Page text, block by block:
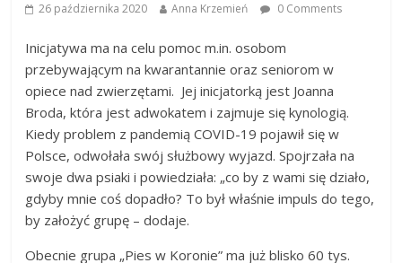
26 października 2020 Anna Krzemień 0 Comments
Inicjatywa ma na celu pomoc m.in. osobom
przebywającym na kwarantannie oraz seniorom w
opiece nad zwierzętami. Jej inicjatorką jest Joanna
Broda, która jest adwokatem i zajmuje się kynologią.
Kiedy problem z pandemią COVID-19 pojawił się w
Polsce, odwołała swój służbowy wyjazd. Spojrzała na
swoje dwa psiaki i powiedziała: „co by z wami się działo,
gdyby mnie coś dopadło? To był właśnie impuls do tego,
by założyć grupę – dodaje.
Obecnie grupa „Pies w Koronie” ma już blisko 60 tys.